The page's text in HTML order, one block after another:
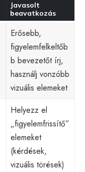
Javasolt
beavatkozás
Erősebb,
figyelemfelkeltőb
b bevezetőt írj,
használj vonzóbb
vizuális elemeket
Helyezz el
„figyelemfrissítő”
elemeket
(kérdések,
vizuális törések)